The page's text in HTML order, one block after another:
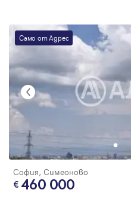
Само от Адрес
София, Симеоново
460 000